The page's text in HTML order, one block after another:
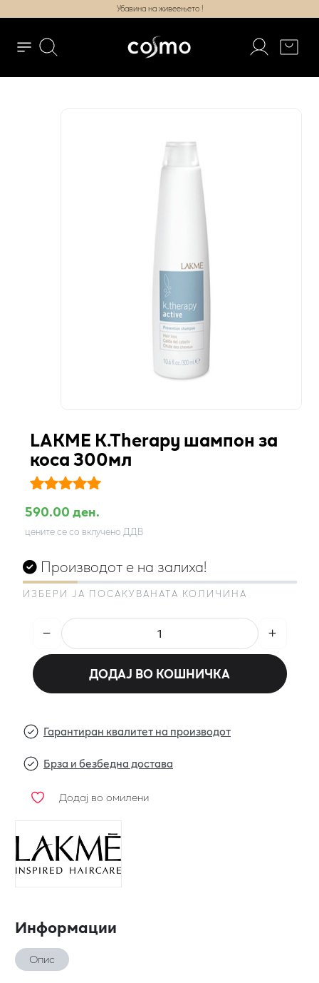
Убавина на живеењето !
LAKME K.Therapy шампон за
коса 300мл
590.00 ден.
цените се со вклучено ДДВ
Производот е на залиха!
ИЗБЕРИ ЈА ПОСАКУВАНАТА КОЛИЧИНА
ДОДАЈ ВО КОШНИЧКА
Гарантиран квалитет на производот
Брза и безбедна достава
Додај во омилени
Информации
Опис